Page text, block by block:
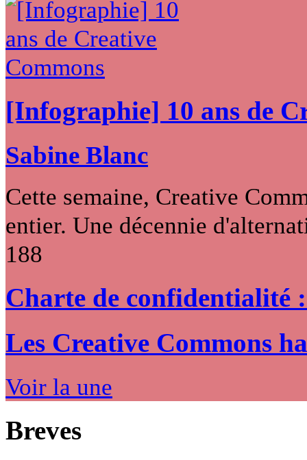
[Infographie] 10 ans de
Sabine Blanc
Cette semaine, Creative
entier. Une décennie
188
Charte de confidentialité
Les Creative Commons
Voir la une
Breves